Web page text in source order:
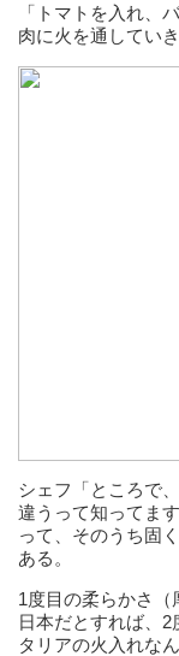
「トマトを入れ、
肉に火を通していき
シェフ「ところで
違うって知ってま
って、そのうち固
ある。
1度目の柔らかさ
日本だとすれば、
タリアの火入れなん